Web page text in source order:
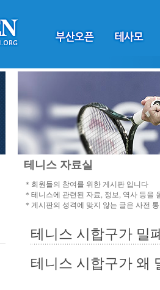
테니스 자료실
＊회원들의 참여를 위한 게시판 입니다
＊테니스에 관련된 자료, 정보, 역사 등을
＊게시판의 성격에 맞지 않는 글은 사전
테니스 시합구가 밀
테니스 시합구가 왜